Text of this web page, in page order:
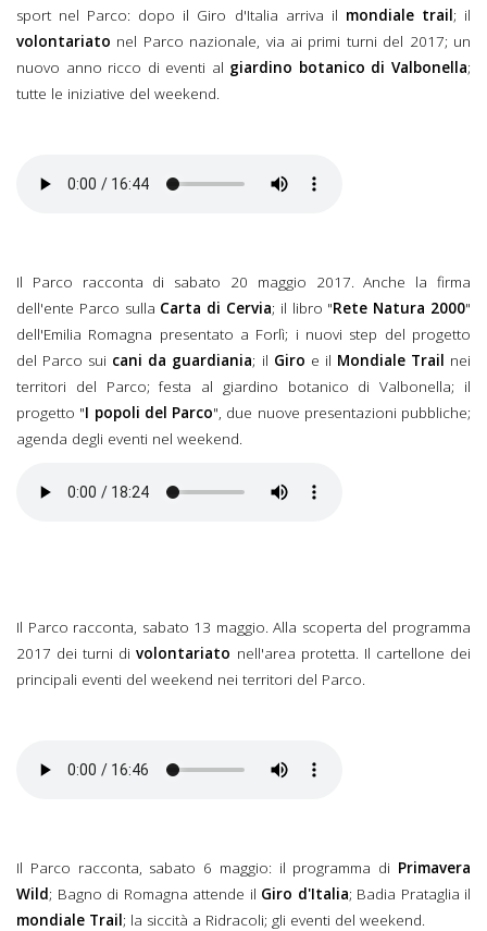
sport nel Parco: dopo il Giro d'Italia arriva il mondiale trail; il
volontariato nel Parco nazionale, via ai primi turni del 2017; un
nuovo anno ricco di eventi al giardino botanico di Valbonella;
tutte le iniziative del weekend.
Il Parco racconta di sabato 20 maggio 2017. Anche la firma
dell'ente Parco sulla Carta di Cervia; il libro "Rete Natura 2000"
dell'Emilia Romagna presentato a Forlì; i nuovi step del progetto
del Parco sui cani da guardiania; il Giro e il Mondiale Trail nei
territori del Parco; festa al giardino botanico di Valbonella; il
progetto "I popoli del Parco", due nuove presentazioni pubbliche;
agenda degli eventi nel weekend.
Il Parco racconta, sabato 13 maggio. Alla scoperta del programma
2017 dei turni divolontariato nell'area protetta. Il cartellone dei
principali eventi del weekend nei territori del Parco.
Il Parco racconta, sabato 6 maggio: il programma di Primavera
Wild; Bagno di Romagna attende il Giro d'Italia; Badia Prataglia il
mondiale Trail; la siccità a Ridracoli; gli eventi del weekend.